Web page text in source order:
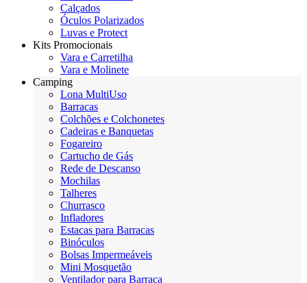
Calçados
Óculos Polarizados
Luvas e Protect
Kits Promocionais
Vara e Carretilha
Vara e Molinete
Camping
Lona MultiUso
Barracas
Colchões e Colchonetes
Cadeiras e Banquetas
Fogareiro
Cartucho de Gás
Rede de Descanso
Mochilas
Talheres
Churrasco
Infladores
Estacas para Barracas
Binóculos
Bolsas Impermeáveis
Mini Mosquetão
Ventilador para Barraca